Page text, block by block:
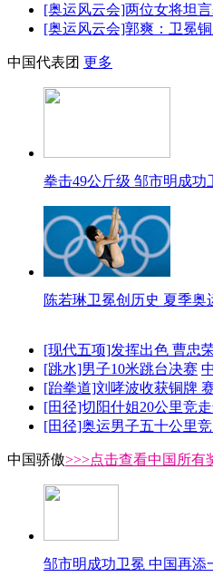
[奥运风云会]两位女将坦
[奥运风云会]郭爽：卫冕
中国代表团 更多
拳击49公斤级 邹市明成功
陈若琳卫冕创历史 夏季奥
[现代五项]发挥出色 曹忠
[跳水]男子10米跳台决赛
[跆拳道]刘哮波收获铜牌
[田径]切阳什姐20公里竞
[田径]奥运男子五十公里
中国骄傲>>>点击查看中国所有
邹市明成功卫冕 中国再添